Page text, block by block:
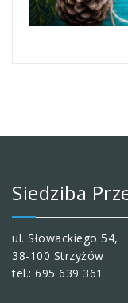
Siedziba
ul. Słowackiego 54,
38-100 Strzyżów
tel.: 695 639 361